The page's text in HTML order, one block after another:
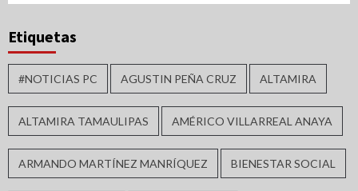
Etiquetas
#NOTICIAS PC AGUSTIN PEÑA CRUZ ALTAMIRA
ALTAMIRA TAMAULIPAS AMÉRICO VILLARREAL ANAYA
ARMANDO MARTÍNEZ MANRÍQUEZ BIENESTAR SOCIAL